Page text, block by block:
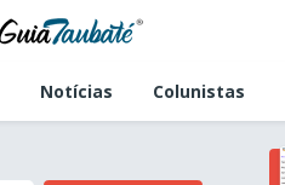
Notícias Colunistas